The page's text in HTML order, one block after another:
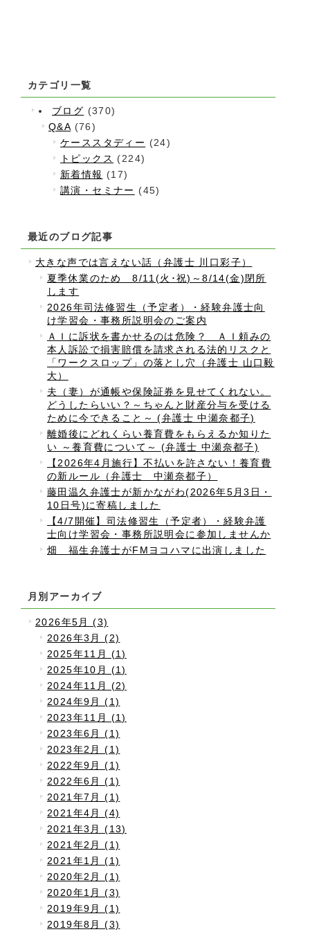
カテゴリ一覧
ブログ (370)
Q&A (76)
ケーススタディー (24)
トピックス (224)
新着情報 (17)
講演・セミナー (45)
最近のブログ記事
大きな声では言えない話（弁護士 川口彩子）
夏季休業のため 8/11(火･祝)～8/14(金)閉所
します
2026年司法修習生（予定者）・経験弁護士向
け学習会・事務所説明会のご案内
ＡＩに訴状を書かせるのは危険？ ＡＩ頼みの
本人訴訟で損害賠償を請求される法的リスクと
「ワークスロップ」の落とし穴（弁護士 山口毅
大）
夫（妻）が通帳や保険証券を見せてくれない。
どうしたらいい？～ちゃんと財産分与を受ける
ために今できること～ (弁護士 中瀬奈都子)
離婚後にどれくらい養育費をもらえるか知りた
い ～養育費について～ (弁護士 中瀬奈都子)
【2026年4月施行】不払いを許さない！養育費
の新ルール（弁護士 中瀬奈都子）
藤田温久弁護士が新かながわ(2026年5月3日・
10日号)に寄稿しました
【4/7開催】司法修習生（予定者）・経験弁護
士向け学習会・事務所説明会に参加しませんか
畑 福生弁護士がFMヨコハマに出演しました
月別アーカイブ
2026年5月 (3)
2026年3月 (2)
2025年11月 (1)
2025年10月 (1)
2024年11月 (2)
2024年9月 (1)
2023年11月 (1)
2023年6月 (1)
2023年2月 (1)
2022年9月 (1)
2022年6月 (1)
2021年7月 (1)
2021年4月 (4)
2021年3月 (13)
2021年2月 (1)
2021年1月 (1)
2020年2月 (1)
2020年1月 (3)
2019年9月 (1)
2019年8月 (3)